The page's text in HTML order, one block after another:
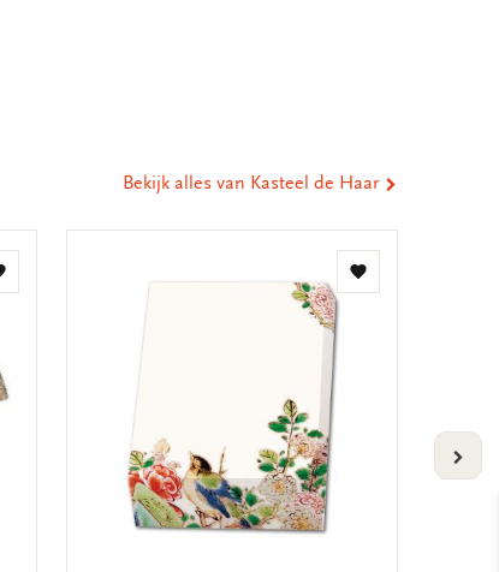
Bekijk alles van Kasteel de Haar
Toevoegen